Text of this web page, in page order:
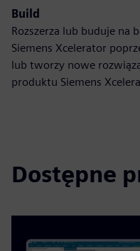
Build
Rozszerza lub buduje na
Siemens Xcelerator
lub tworzy nowe
produktu Siemens
Dostępne